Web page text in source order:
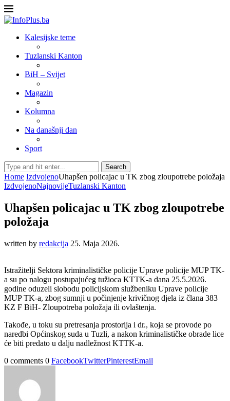
Kalesijske teme
Tuzlanski Kanton
BiH – Svijet
Magazin
Kolumna
Na današnji dan
Sport
Search
Home IzdvojenoUhapšen policajac u TK zbog zloupotrebe položaja
IzdvojenoNajnovijeTuzlanski Kanton
Uhapšen policajac u TK zbog zloupotrebe
položaja
written by redakcija 25. Maja 2026.
Istražitelji Sektora kriminalističke policije Uprave policije MUP TK-
a su po nalogu postupajućeg tužioca KTTK-a dana 25.5.2026.
godine oduzeli slobodu policijskom službeniku Uprave policije
MUP TK-a, zbog sumnji u počinjenje krivičnog djela iz člana 383
KZ F BiH- Zloupotreba položaja ili ovlaštenja.
Takođe, u toku su pretresanja prostorija i dr., koja se provode po
naredbi Općinskog suda u Tuzli, a nakon kriminalističke obrade lice
će biti predato u dalju nadležnost KTTK-a.
0 comments 0 FacebookTwitterPinterestEmail